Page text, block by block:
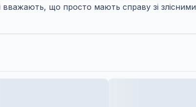
вважають, що просто мають справу зі злісними